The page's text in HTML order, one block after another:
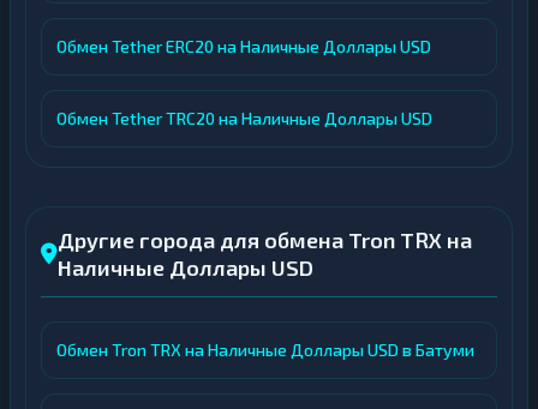
Обмен Tether ERC20 на Наличные Доллары USD
Обмен Tether TRC20 на Наличные Доллары USD
Другие города для обмена Tron TRX на
Наличные Доллары USD
Обмен Tron TRX на Наличные Доллары USD в Батуми